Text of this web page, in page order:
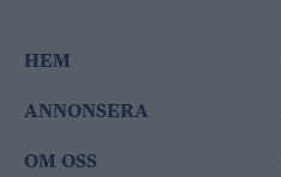
HEM
ANNONSERA
OM OSS